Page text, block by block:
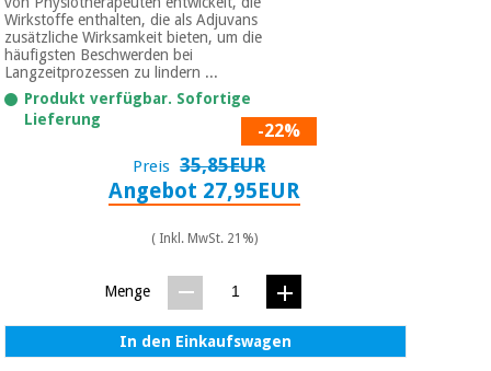
Wirkstoffe enthalten, die als Adjuvans
zusätzliche Wirksamkeit bieten, um die
häufigsten Beschwerden bei
Langzeitprozessen zu lindern ...
Produkt verfügbar. Sofortige
Lieferung
-22%
Preis 35,85EUR
Angebot 27,95EUR
( Inkl. MwSt. 21%)
Menge
In den Einkaufswagen